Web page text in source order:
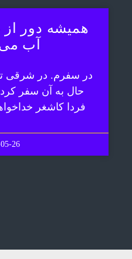
همیشه دور
آب
در سفرم. در شرقی
حال به آن سفر
فردا کاشغر
26